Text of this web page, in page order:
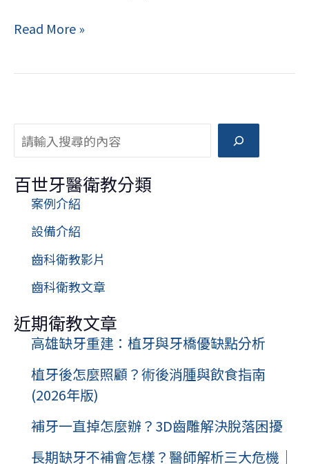
牙
矯
正
痛
嗎？
一
美、
Read More »
搜尋
百世牙醫衛教分類
案例介紹
設備介紹
齒科衛教影片
齒科衛教文章
近期衛教文章
高雄缺牙重建：植牙與牙橋優缺點分析
植牙後怎麼照顧？術後消腫與飲食指南
(2026年版)
補牙一直掉怎麼辦？3D齒雕解決脫落困擾
長期缺牙不補會怎樣？醫師解析三大危機｜